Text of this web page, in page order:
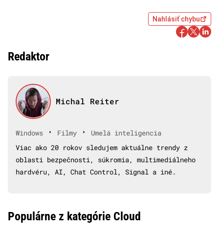
Nahlásiť chybu
Redaktor
Michal Reiter
Windows • Filmy •
Umelá inteligencia
Viac ako 20 rokov sledujem aktuálne trendy z
oblasti bezpečnosti, súkromia, multimediálneho
hardvéru, AI, Chat Control, Signal a iné.
Populárne z kategórie Cloud